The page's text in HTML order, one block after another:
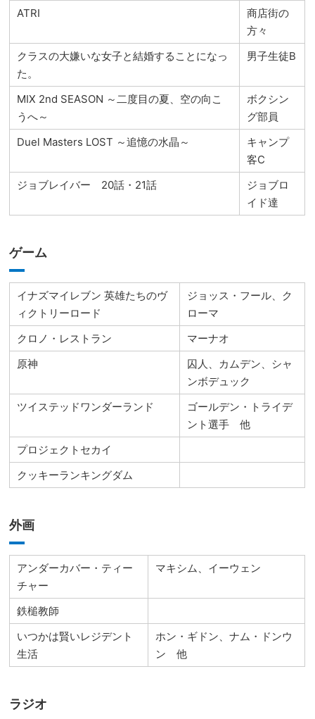
ATRI
商店街の
方々
クラスの大嫌いな女子と結婚することになっ
た。
男子生徒B
MIX 2nd SEASON ～二度目の夏、空の向こ
うへ～
ボクシン
グ部員
Duel Masters LOST ～追憶の水晶～
キャンプ
客C
ジョブレイバー 20話・21話
ジョブロ
イド達
ゲーム
イナズマイレブン 英雄たちのヴ
ィクトリーロード
ジョッス・フール、ク
ローマ
クロノ・レストラン
マーナオ
原神
囚人、カムデン、シャ
ンボデュック
ツイステッドワンダーランド
ゴールデン・トライデ
ント選手 他
プロジェクトセカイ
クッキーランキングダム
外画
アンダーカバー・ティー
チャー
マキシム、イーウェン
鉄槌教師
いつかは賢いレジデント
生活
ホン・ギドン、ナム・ドンウ
ン 他
ラジオ